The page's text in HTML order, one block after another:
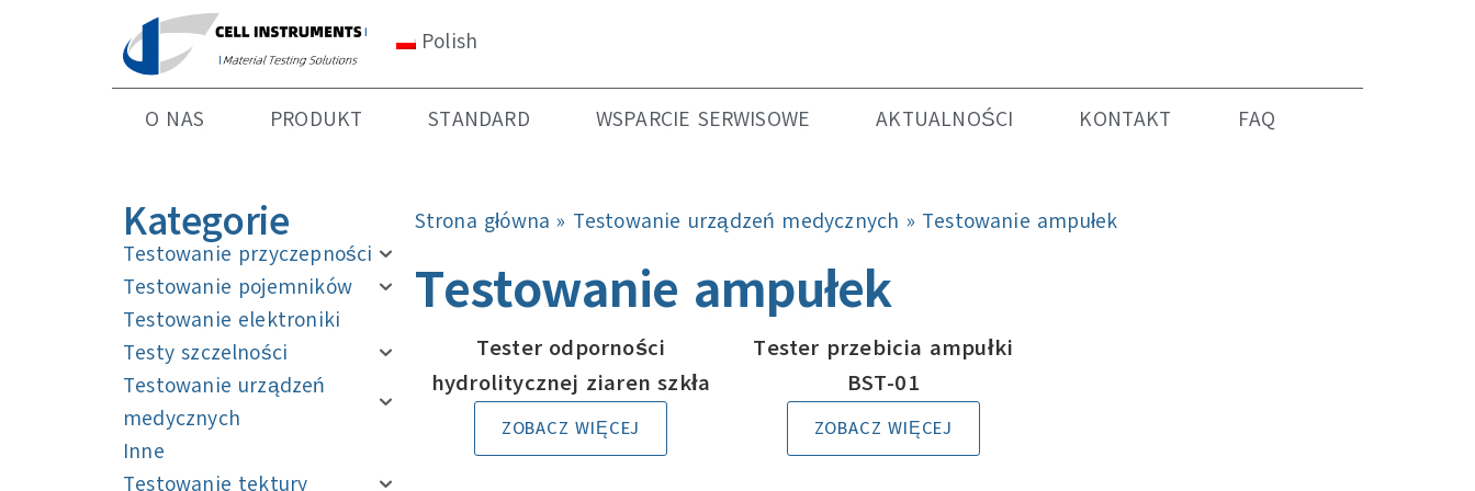
Polish
O NAS PRODUKT STANDARD WSPARCIE SERWISOWE AKTUALNOŚCI KONTAKT FAQ
Kategorie
Testowanie przyczepności
Testowanie pojemników
Testowanie elektroniki
Testy szczelności
Testowanie urządzeń
medycznych
Inne
Testowanie tektury
Strona główna » Testowanie urządzeń medycznych » Testowanie ampułek
Testowanie ampułek
Tester odporności
hydrolitycznej ziaren szkła
ZOBACZ WIĘCEJ
Tester przebicia ampułki
BST-01
ZOBACZ WIĘCEJ